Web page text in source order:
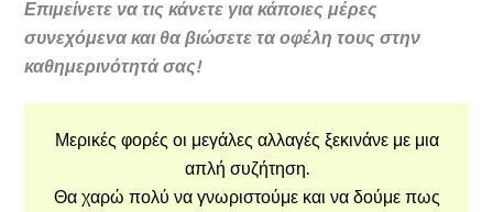
Επιμείνετε να τις κάνετε για κάποιες μέρες
συνεχόμενα και θα βιώσετε τα οφέλη τους στην
καθημερινότητά σας!
Μερικές φορές οι μεγάλες αλλαγές ξεκινάνε με μια
απλή συζήτηση.
Θα χαρώ πολύ να γνωριστούμε και να δούμε πως